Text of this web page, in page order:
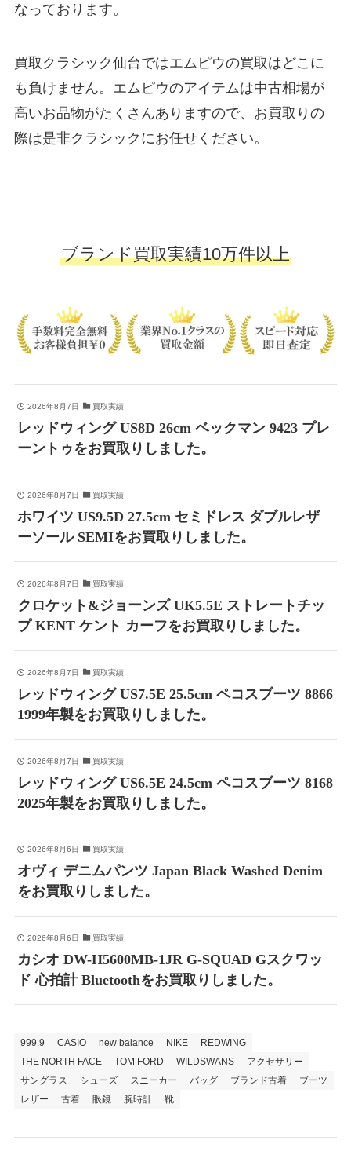
なっております。
買取クラシック仙台ではエムピウの買取はどこに
も負けません。エムピウのアイテムは中古相場が
高いお品物がたくさんありますので、お買取りの
際は是非クラシックにお任せください。
ブランド買取実績10万件以上
2026年8月7日 買取実績
レッドウィング US8D 26cm ベックマン 9423 プレ
ーントゥをお買取りしました。
2026年8月7日 買取実績
ホワイツ US9.5D 27.5cm セミドレス ダブルレザ
ーソール SEMIをお買取りしました。
2026年8月7日 買取実績
クロケット&ジョーンズ UK5.5E ストレートチッ
プ KENT ケント カーフをお買取りしました。
2026年8月7日 買取実績
レッドウィング US7.5E 25.5cm ペコスブーツ 8866
1999年製をお買取りしました。
2026年8月7日 買取実績
レッドウィング US6.5E 24.5cm ペコスブーツ 8168
2025年製をお買取りしました。
2026年8月6日 買取実績
オヴィ デニムパンツ Japan Black Washed Denim
をお買取りしました。
2026年8月6日 買取実績
カシオ DW-H5600MB-1JR G-SQUAD Gスクワッ
ド 心拍計 Bluetoothをお買取りしました。
999.9 CASIO new balance NIKE
REDWING
THE NORTH FACE
TOM FORD WILDSWANS
アクセサリー
サングラス
シューズ スニーカー バッグ ブランド古着
ブーツ
レザー
古着 眼鏡 腕時計 靴